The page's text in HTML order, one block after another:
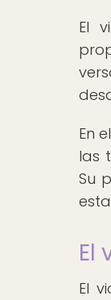
El
En
las
Su
El
El